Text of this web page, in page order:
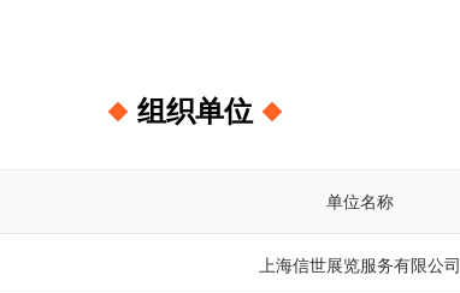
组织单位
单位名称
上海信世展览服务有限公司